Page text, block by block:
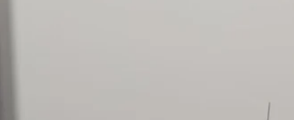
о начале работы над созданием
идет.
наук, старшим научным
возможно ли вообще